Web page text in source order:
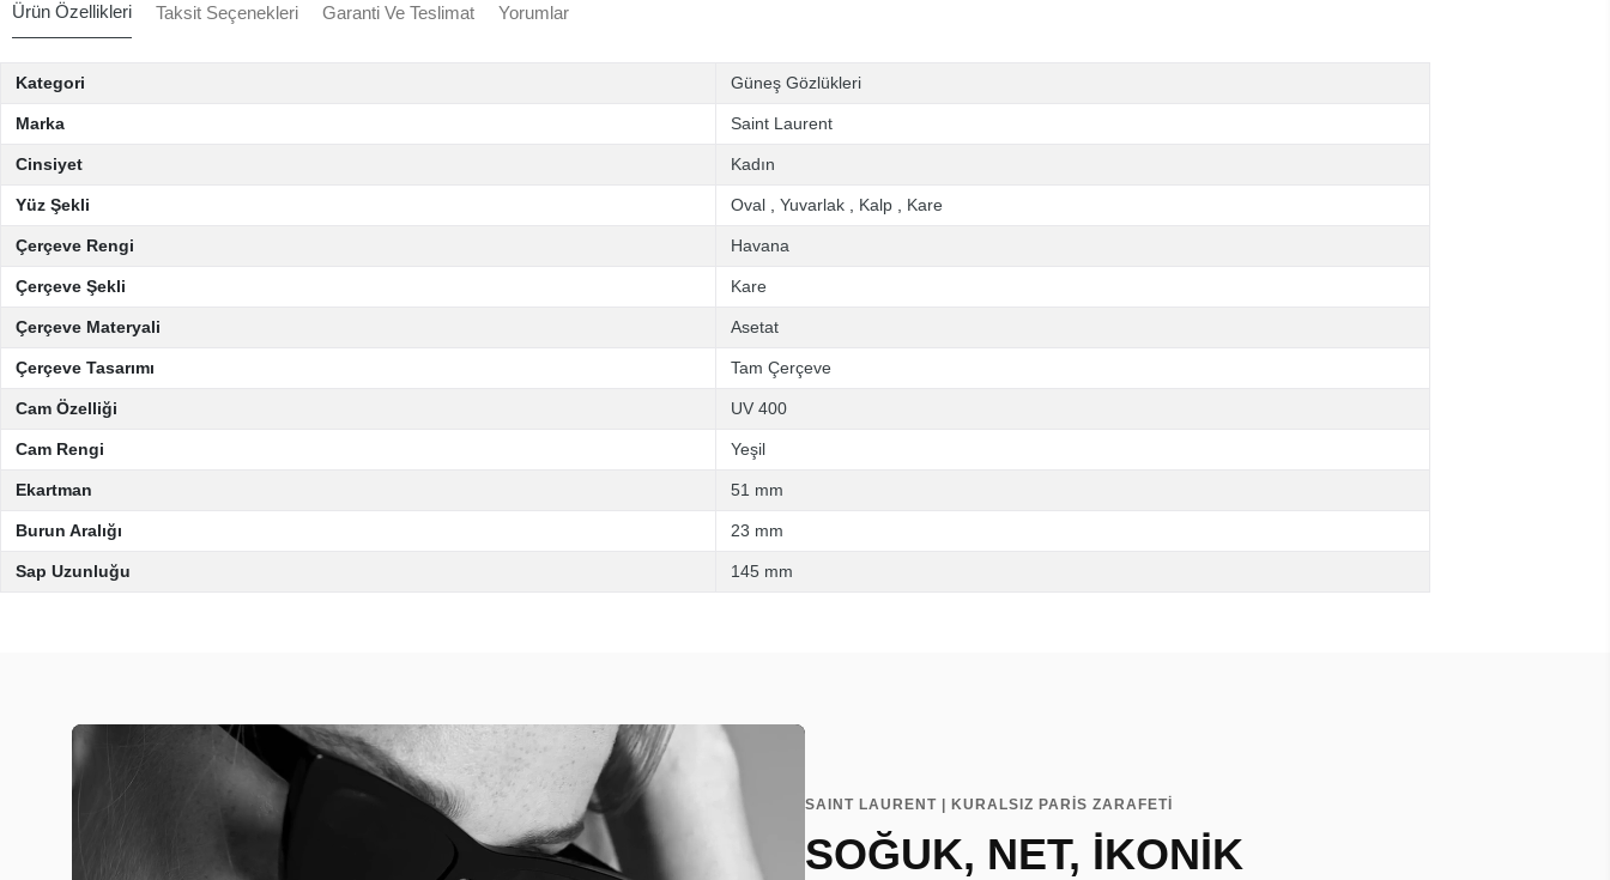
Ürün Özellikleri Taksit Seçenekleri Garanti Ve Teslimat Yorumlar
Kategori Güneş Gözlükleri
Marka Saint Laurent
Cinsiyet Kadın
Yüz Şekli Oval Yuvarlak Kalp Kare
Çerçeve Rengi Havana
Çerçeve Şekli Kare
Çerçeve Materyali Asetat
Çerçeve Tasarımı Tam Çerçeve
Cam Özelliği UV 400
Cam Rengi Yeşil
Ekartman 51 mm
Burun Aralığı 23 mm
Sap Uzunluğu 145 mm
SAINT LAURENT | KURALSIZ PARİS ZARAFETİ
SOĞUK, NET, İKONİK